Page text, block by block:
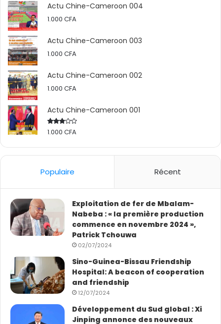
Actu Chine-Cameroon 004
1.000 CFA
Actu Chine-Cameroon 003
1.000 CFA
Actu Chine-Cameroon 002
1.000 CFA
Actu Chine-Cameroon 001
Rated
1.000 CFA
Populaire Récent
Exploitation de fer de Mbalam-
Nabeba : « la première production
commence en novembre 2024 »,
Patrick Tchouwa
02/07/2024
Sino-Guinea-Bissau Friendship
Hospital: A beacon of cooperation
and friendship
12/07/2024
Développement du Sud global : Xi
Jinping annonce des nouveaux